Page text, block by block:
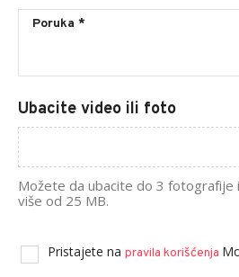
Ubacite video ili foto
Možete da ubacite do 3 fotografije
više od 25 MB.
Pristajete na pravila korišćenja